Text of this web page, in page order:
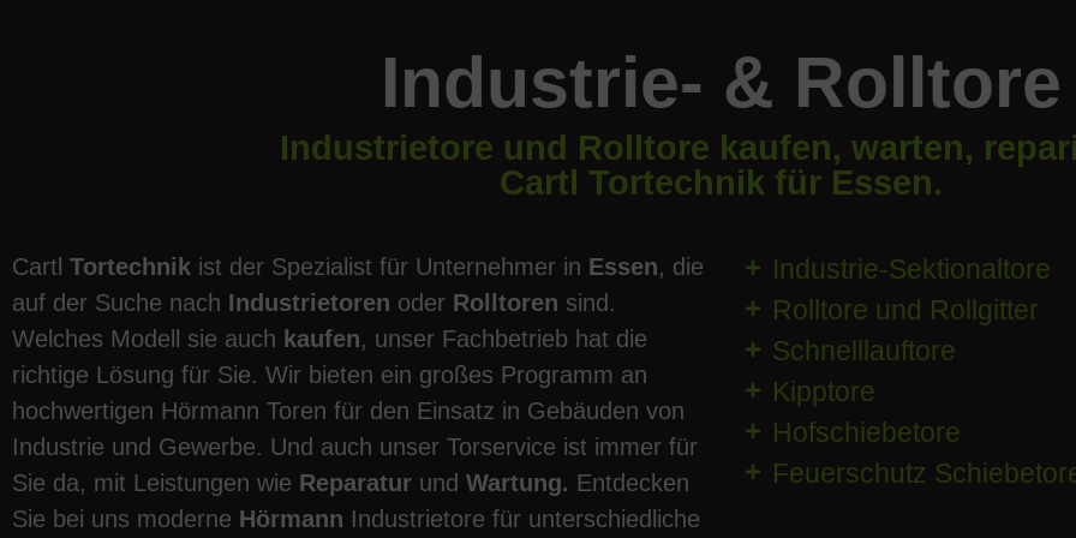
Industrie- & Rolltore
Industrietore und Rolltore kaufen, warten,
Cartl Tortechnik für Essen.
Cartl Tortechnik ist der Spezialist für Unternehmer in Essen, die
auf der Suche nach Industrietoren oder Rolltoren sind.
Welches Modell sie auch kaufen, unser Fachbetrieb hat die
richtige Lösung für Sie. Wir bieten ein großes Programm an
hochwertigen Hörmann Toren für den Einsatz in Gebäuden von
Industrie und Gewerbe. Und auch unser Torservice ist immer für
Sie da, mit Leistungen wie Reparatur und Wartung. Entdecken
Sie bei uns moderne Hörmann Industrietore für unterschiedliche
Industrie-Sektionaltore
Rolltore und Rollgitter
Schnelllauftore
Kipptore
Hofschiebetore
Feuerschutz